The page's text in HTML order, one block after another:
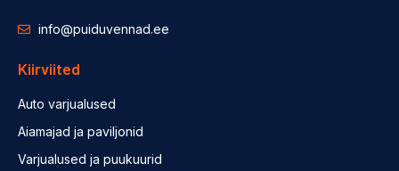
info@puiduvennad.ee
Kiirviited
Auto varjualused
Aiamajad ja paviljonid
Varjualused ja puukuurid